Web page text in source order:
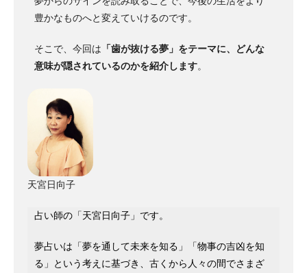
豊かなものへと変えていけるのです。
そこで、今回は 「歯が抜ける夢」をテーマに、どんな
意味が隠されているのかを紹介します。
天宮日向子
占い師の「天宮日向子」です。
夢占いは「夢を通して未来を知る」「物事の吉凶を知
る」という考えに基づき、古くから人々の間でさまざ